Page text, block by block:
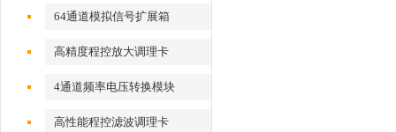
64通道模拟信号扩展箱
高精度程控放大调理卡
4通道频率电压转换模块
高性能程控滤波调理卡